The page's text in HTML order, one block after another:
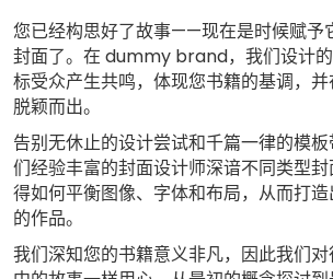
您已经构思好了故事——现在是时候赋予
封面了。在 dummy brand，我们设计
标受众产生共鸣，体现您书籍的基调，
脱颖而出。
告别无休止的设计尝试和千篇一律的模
们经验丰富的封面设计师深谙不同类型
得如何平衡图像、字体和布局，从而打
的作品。
我们深知您的书籍意义非凡，因此我们